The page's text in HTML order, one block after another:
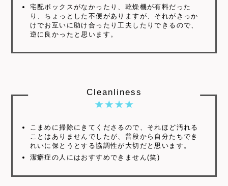
宅配ボックスがなかったり、乾燥機が有料だった
り、ちょっとした不便がありますが、それがきっか
けでお互いに助け合ったり工夫したりできるので、
逆に良かったと思います。
Cleanliness
こまめに掃除にきてくださるので、それほど汚れる
ことはありませんでしたが、普段から自分たちでき
れいに保とうとする協調性が大切だと思います。
潔癖症の人にはおすすめできません(笑)